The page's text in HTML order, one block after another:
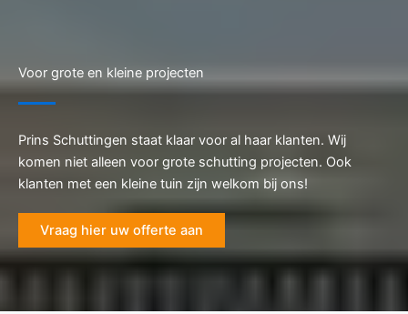
Voor grote en kleine projecten
Prins Schuttingen staat klaar voor al haar klanten. Wij
komen niet alleen voor grote schutting projecten. Ook
klanten met een kleine tuin zijn welkom bij ons!
Vraag hier uw offerte aan